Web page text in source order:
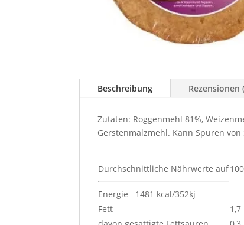
Beschreibung Rezensionen
Zutaten: Roggenmehl 81%,
Gerstenmalzmehl. Kann Spuren
Durchschnittliche Nährwerte auf100
Energie 1481 kcal/352kj
Fett
1,7